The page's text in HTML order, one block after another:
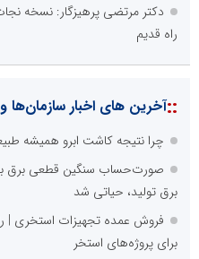
دکتر مرتضی پرهیزگار: نسخه
راه قدیم
::آخرین های اخبار
چرا نتیجه کاشت ابرو همیشه
صورت‌حساب سنگین قطعی برق
برق تولید، حیاتی شد
فروش عمده تجهیزات استخری |
برای پروژه‌های استخر